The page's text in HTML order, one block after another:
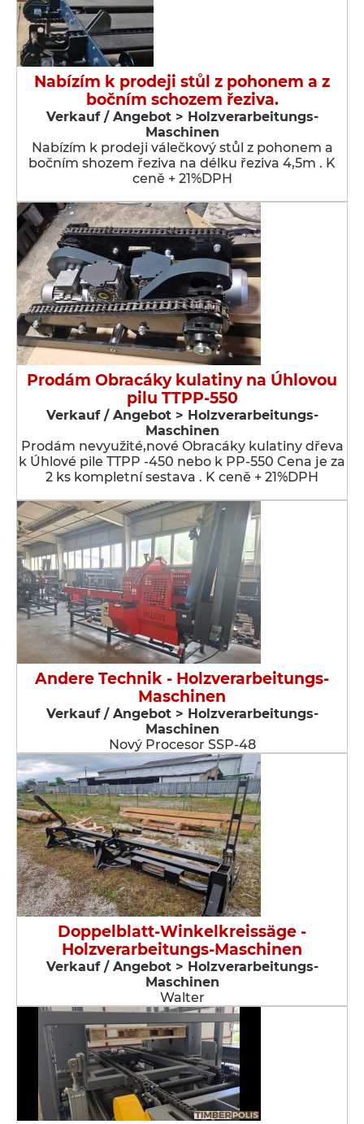
Nabízím k prodeji stůl z pohonem a z
bočním schozem řeziva.
Verkauf / Angebot > Holzverarbeitungs-
Maschinen
Nabízím k prodeji válečkový stůl z pohonem a
bočním shozem řeziva na délku řeziva 4,5m . K
ceně + 21%DPH
Prodám Obracáky kulatiny na Úhlovou
pilu TTPP-550
Verkauf / Angebot > Holzverarbeitungs-
Maschinen
Prodám nevyužité,nové Obracáky kulatiny dřeva
k Úhlové pile TTPP -450 nebo k PP-550 Cena je za
2 ks kompletní sestava . K ceně + 21%DPH
Andere Technik - Holzverarbeitungs-
Maschinen
Verkauf / Angebot > Holzverarbeitungs-
Maschinen
Nový Procesor SSP-48
Doppelblatt-Winkelkreissäge -
Holzverarbeitungs-Maschinen
Verkauf / Angebot > Holzverarbeitungs-
Maschinen
Walter